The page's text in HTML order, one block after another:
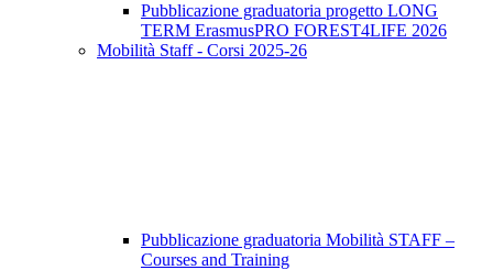
Pubblicazione graduatoria progetto LONG
TERM ErasmusPRO FOREST4LIFE 2026
Mobilità Staff - Corsi 2025-26
Pubblicazione graduatoria Mobilità STAFF –
Courses and Training